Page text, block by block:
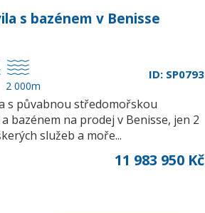
s bazénem v Benisse
2 000m
ID: SP0793
s půvabnou středomořskou
bazénem na prodej v Benisse, jen 2
služeb a moře...
11 983 950 Kč